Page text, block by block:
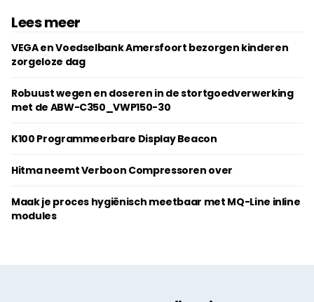
Lees meer
VEGA en Voedselbank Amersfoort bezorgen kinderen
zorgeloze dag
Robuust wegen en doseren in de stortgoedverwerking
met de ABW-C350_VWP150-30
K100 Programmeerbare Display Beacon
Hitma neemt Verboon Compressoren over
Maak je proces hygiënisch meetbaar met MQ-Line inline
modules